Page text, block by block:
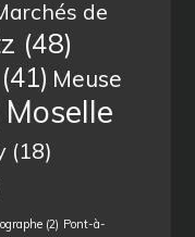
de
(48)
(41) Meuse
Moselle
(18)
(2) Pont-à-